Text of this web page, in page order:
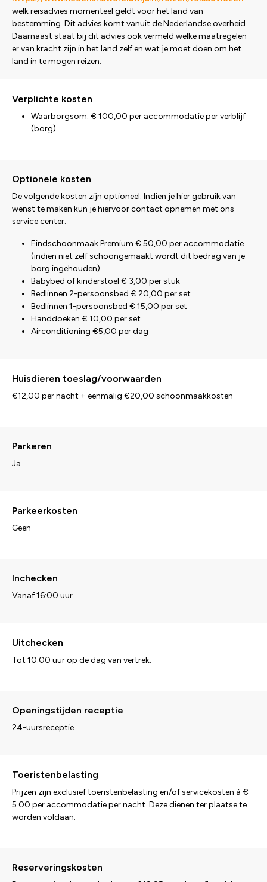
welk reisadvies momenteel geldt voor het land van
bestemming. Dit advies komt vanuit de Nederlandse overheid.
Daarnaast staat bij dit advies ook vermeld welke maatregelen
er van kracht zijn in het land zelf en wat je moet doen om het
land in te mogen reizen.
Verplichte kosten
Waarborgsom: € 100,00 per accommodatie per verblijf
(borg)
Optionele kosten
De volgende kosten zijn optioneel. Indien je hier gebruik van
wenst te maken kun je hiervoor contact opnemen met ons
service center:
Eindschoonmaak Premium € 50,00 per accommodatie
(indien niet zelf schoongemaakt wordt dit bedrag van je
borg ingehouden).
Babybed of kinderstoel € 3,00 per stuk
Bedlinnen 2-persoonsbed € 20,00 per set
Bedlinnen 1-persoonsbed € 15,00 per set
Handdoeken € 10,00 per set
Airconditioning €5,00 per dag
Huisdieren toeslag/voorwaarden
€12,00 per nacht + eenmalig €20,00 schoonmaakkosten
Parkeren
Ja
Parkeerkosten
Geen
Inchecken
Vanaf 16:00 uur.
Uitchecken
Tot 10:00 uur op de dag van vertrek.
Openingstijden receptie
24-uursreceptie
Toeristenbelasting
Prijzen zijn exclusief toeristenbelasting en/of servicekosten à €
5.00 per accommodatie per nacht. Deze dienen ter plaatse te
worden voldaan.
Reserveringskosten